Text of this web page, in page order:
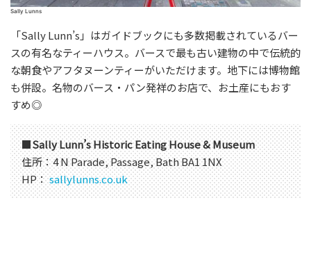
Sally Lunns
「Sally Lunn’s」はガイドブックにも多数掲載されているバー
スの有名なティーハウス。バースで最も古い建物の中で伝統的
な朝食やアフタヌーンティーがいただけます。地下には博物館
も併設。名物のバース・パン発祥のお店で、お土産にもおす
すめ◎
■Sally Lunn’s Historic Eating House & Museum
住所：4 N Parade, Passage, Bath BA1 1NX
HP：sallylunns.co.uk